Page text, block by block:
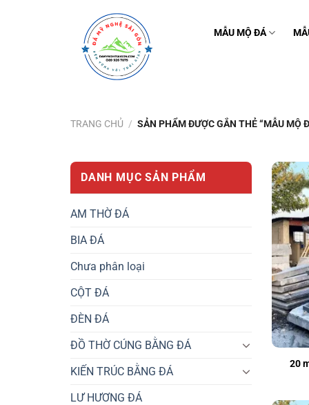
MẪU MỘ ĐÁ
TRANG CHỦ / SẢN PHẨM ĐƯỢC GẮN THẺ “MẪU MỘ
DANH MỤC SẢN PHẨM
AM THỜ ĐÁ
BIA ĐÁ
Chưa phân loại
CỘT ĐÁ
ĐÈN ĐÁ
ĐỒ THỜ CÚNG BẰNG ĐÁ
KIẾN TRÚC BẰNG ĐÁ
LƯ HƯƠNG ĐÁ
20